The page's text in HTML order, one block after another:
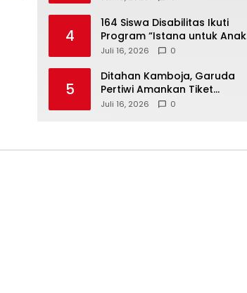
4
164 Siswa Disabilitas Ikuti
Program “Istana untuk Anak
Sekolah”, Kenali Sejarah
Juli 16, 2026 0
5
Ditahan Kamboja, Garuda
Pertiwi Amankan Tiket
Semifinal Piala AFF Putri 2026
Juli 16, 2026 0